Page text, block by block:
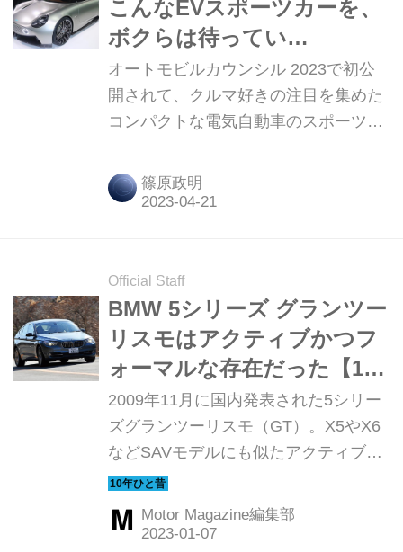
こんなEVスポーツカーを、
ボクらは待ってい
た！・・・のかもしれない
オートモビルカウンシル 2023で初公
開されて、クルマ好きの注目を集めた
コンパクトな電気自動車のスポーツカ
01」。こんな電気自動車が登場するの
を待っていた人は多いのではないだろ
篠原政明
Official Staff
BMW 5シリーズ グランツー
リスモはアクティブかつフ
ォーマルな存在だった【10
年ひと昔の新車】
2009年11月に国内発表された5シリー
ズグランツーリスモ（GT）。X5やX6
などSAVモデルにも似たアクティブな
一面と、セダンモデルが持つフォーマ
ルな一面を合わせ持つモデルとして注
目を集めた。ここでは日本上陸間もな
Motor Magazine編集部